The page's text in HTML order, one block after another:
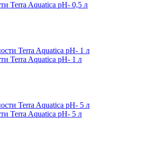
Terra Aquatica pH- 0,5 л
Terra Aquatica pH- 1 л
Terra Aquatica pH- 5 л